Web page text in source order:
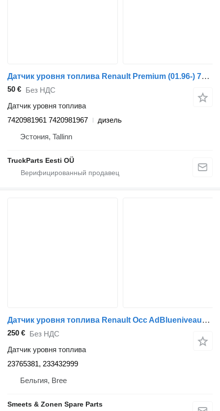
Датчик уровня топлива Renault Premium (01.96-) 7420981961 для тягача Renault Premium, Premium 2 (1996-2014)
50 € Без НДС
Датчик уровня топлива
7420981961 7420981967
дизель
Эстония, Tallinn
TruckParts Eesti OÜ
Датчик уровня топлива Renault Occ AdBlueniveausensor 23765381 для грузовика
250 € Без НДС
Датчик уровня топлива
23765381, 233432999
Бельгия, Bree
Smeets & Zonen Spare Parts